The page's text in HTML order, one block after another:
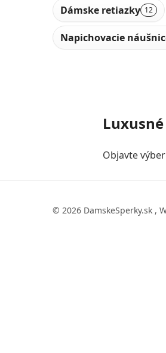
Dámske retiazky 12
Napichovacie
Objavte
© 2026 DamskeSperky.sk ,